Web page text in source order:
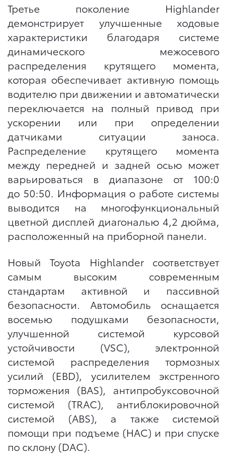
Третье поколение Highlander
демонстрирует улучшенные ходовые
характеристики благодаря системе
динамического межосевого
распределения крутящего момента,
которая обеспечивает активную помощь
водителю при движении и автоматически
переключается на полный привод при
ускорении или при определении
датчиками ситуации заноса.
Распределение крутящего момента
между передней и задней осью может
варьироваться в диапазоне от 100:0
до 50:50. Информация о работе системы
выводится на многофункциональный
цветной дисплей диагональю 4,2 дюйма,
расположенный на приборной панели.
Новый Toyota Highlander соответствует
самым высоким современным
стандартам активной и пассивной
безопасности. Автомобиль оснащается
восемью подушками безопасности,
улучшенной системой курсовой
устойчивости (VSC), электронной
системой распределения тормозных
усилий (EBD), усилителем экстренного
торможения (BAS), антипробуксовочной
системой (TRAC), антиблокировочной
системой (ABS), а также системой
помощи при подъеме (HAC) и при спуске
по склону (DAC).